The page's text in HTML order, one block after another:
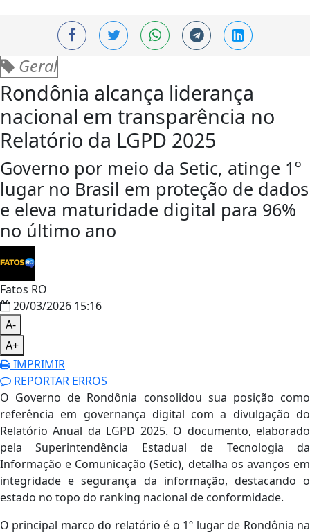
Geral
Rondônia alcança liderança
nacional em transparência no
Relatório da LGPD 2025
Governo por meio da Setic, atinge 1º
lugar no Brasil em proteção de dados
e eleva maturidade digital para 96%
no último ano
Fatos RO
20/03/2026 15:16
A-
A+
IMPRIMIR
REPORTAR ERROS
O Governo de Rondônia consolidou sua posição como
referência em governança digital com a divulgação do
Relatório Anual da LGPD 2025. O documento, elaborado
pela Superintendência Estadual de Tecnologia da
Informação e Comunicação (Setic), detalha os avanços em
integridade e segurança da informação, destacando o
estado no topo do ranking nacional de conformidade.
O principal marco do relatório é o 1º lugar de Rondônia na